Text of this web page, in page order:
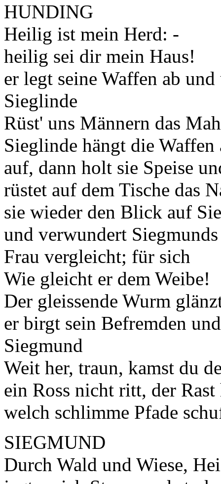
HUNDING
Heilig ist mein Herd: -
heilig sei dir mein Haus!
er legt seine Waffen ab
Sieglinde
Rüst' uns Männern das
Sieglinde hängt die Waffen
auf, dann holt sie Speise
rüstet auf dem Tische das
sie wieder den Blick auf
und verwundert
Frau vergleicht; für sich
Wie gleicht er dem Weibe!
Der gleissende Wurm
er birgt sein Befremden
Siegmund
Weit her, traun, kamst du
ein Ross nicht ritt, der
welch schlimme Pfade
SIEGMUND
Durch Wald und Wiese,